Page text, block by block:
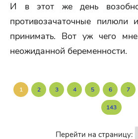
И в этот же день
противозачаточные пилюли
принимать. Вот уж чего
неожиданной беременности.
1 2 3 4 5 6 7
143
Перейти на страницу: